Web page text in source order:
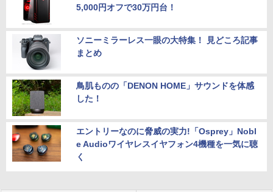
5,000円オフで30万円台！
ソニーミラーレス一眼の大特集！ 見どころ記事
まとめ
鳥肌ものの「DENON HOME」サウンドを体感
した！
エントリーなのに脅威の実力!「Osprey」Nobl
e Audioワイヤレスイヤフォン4機種を一気に聴
く